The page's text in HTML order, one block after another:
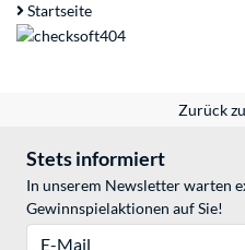
Startseite
Zurück
Stets informiert
In unserem Newsletter warten
Gewinnspielaktionen auf Sie!